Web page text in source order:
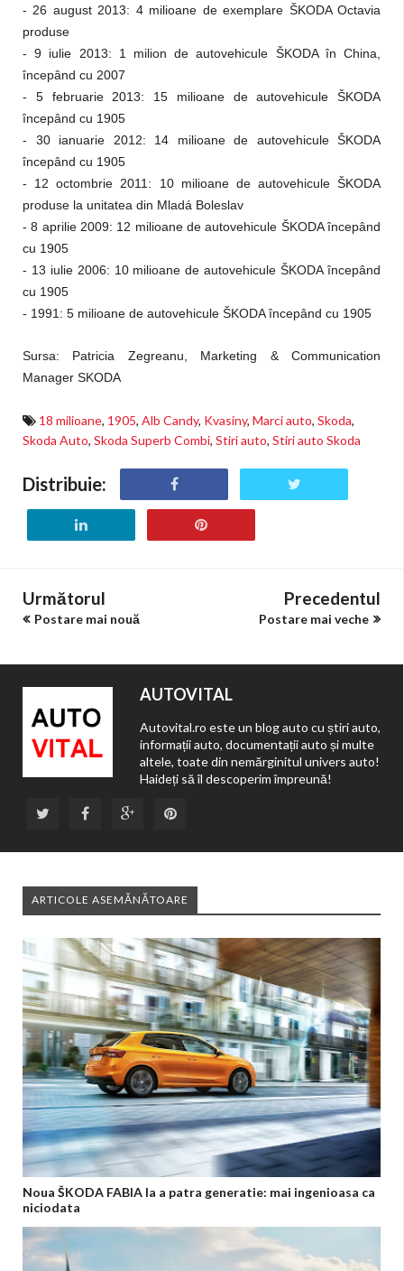
- 26 august 2013: 4 milioane de exemplare ŠKODA Octavia
produse
- 9 iulie 2013: 1 milion de autovehicule ŠKODA în China,
începând cu 2007
- 5 februarie 2013: 15 milioane de autovehicule ŠKODA
începând cu 1905
- 30 ianuarie 2012: 14 milioane de autovehicule ŠKODA
începând cu 1905
- 12 octombrie 2011: 10 milioane de autovehicule ŠKODA
produse la unitatea din Mladá Boleslav
- 8 aprilie 2009: 12 milioane de autovehicule ŠKODA începând
cu 1905
- 13 iulie 2006: 10 milioane de autovehicule ŠKODA începând
cu 1905
- 1991: 5 milioane de autovehicule ŠKODA începând cu 1905
Sursa: Patricia Zegreanu, Marketing & Communication
Manager SKODA
18 milioane, 1905, Alb Candy, Kvasiny, Marci auto, Skoda,
Skoda Auto, Skoda Superb Combi, Stiri auto, Stiri auto Skoda
Distribuie:
Următorul
Postare mai nouă
Precedentul
Postare mai veche
AUTOVITAL
Autovital.ro este un blog auto cu știri auto,
informații auto, documentații auto și multe
altele, toate din nemărginitul univers auto!
Haideți să îl descoperim împreună!
ARTICOLE ASEMĂNĂTOARE
Noua ŠKODA FABIA la a patra generatie: mai ingenioasa ca
niciodata